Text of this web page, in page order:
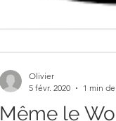
Même le
Olivier
5 févr. 2020
1 min